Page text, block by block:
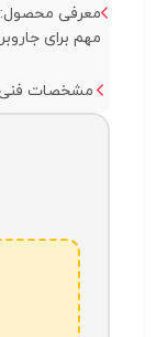
معرفی
مهم برای
مشخصات